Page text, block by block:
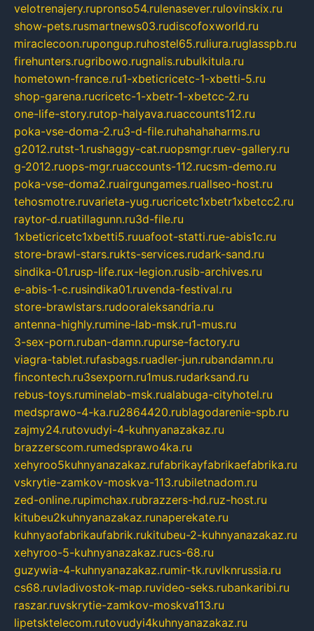
velotrenajery.rupronso54.rulenasever.rulovinskix.ru
show-pets.rusmartnews03.rudiscofoxworld.ru
miraclecoon.rupongup.ruhostel65.ruliura.ruglasspb.ru
firehunters.rugribowo.rugnalis.rubulkitula.ru
hometown-france.ru1-xbeticricetc-1-xbetti-5.ru
shop-garena.rucricetc-1-xbetr-1-xbetcc-2.ru
one-life-story.rutop-halyava.ruaccounts112.ru
poka-vse-doma-2.ru3-d-file.ruhahahaharms.ru
g2012.rutst-1.rushaggy-cat.ruopsmgr.ruev-gallery.ru
g-2012.ruops-mgr.ruaccounts-112.rucsm-demo.ru
poka-vse-doma2.ruairgungames.ruallseo-host.ru
tehosmotre.ruvarieta-yug.rucricetc1xbetr1xbetcc2.ru
raytor-d.ruatillagunn.ru3d-file.ru
1xbeticricetc1xbetti5.ruuafoot-statti.rue-abis1c.ru
store-brawl-stars.rukts-services.rudark-sand.ru
sindika-01.rusp-life.rux-legion.rusib-archives.ru
e-abis-1-c.rusindika01.ruvenda-festival.ru
store-brawlstars.rudooraleksandria.ru
antenna-highly.rumine-lab-msk.ru1-mus.ru
3-sex-porn.ruban-damn.rupurse-factory.ru
viagra-tablet.rufasbags.ruadler-jun.rubandamn.ru
fincontech.ru3sexporn.ru1mus.rudarksand.ru
rebus-toys.ruminelab-msk.rualabuga-cityhotel.ru
medsprawo-4-ka.ru2864420.rublagodarenie-spb.ru
zajmy24.rutovudyi-4-kuhnyanazakaz.ru
brazzerscom.rumedsprawo4ka.ru
xehyroo5kuhnyanazakaz.rufabrikayfabrikaefabrika.ru
vskrytie-zamkov-moskva-113.rubiletnadom.ru
zed-online.rupimchax.rubrazzers-hd.ruz-host.ru
kitubeu2kuhnyanazakaz.runaperekate.ru
kuhnyaofabrikaufabrik.rukitubeu-2-kuhnyanazakaz.ru
xehyroo-5-kuhnyanazakaz.rucs-68.ru
guzywia-4-kuhnyanazakaz.rumir-tk.ruvlknrussia.ru
cs68.ruvladivostok-map.ruvideo-seks.rubankaribi.ru
raszar.ruvskrytie-zamkov-moskva113.ru
lipetsktelecom.rutovudyi4kuhnyanazakaz.ru